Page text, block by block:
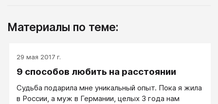
Материалы по теме:
29 мая 2017 г.
9 способов любить на расстоянии
Судьба подарила мне уникальный опыт. Пока я жила
в России, а муж в Германии, целых 3 года нам